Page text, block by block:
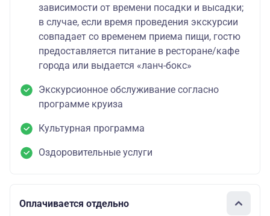
зависимости от времени посадки и высадки;
в случае, если время проведения экскурсии
совпадает со временем приема пищи, гостю
предоставляется питание в ресторане/кафе
города или выдается «ланч-бокс»
Экскурсионное обслуживание согласно
программе круиза
Культурная программа
Оздоровительные услуги
Оплачивается отдельно